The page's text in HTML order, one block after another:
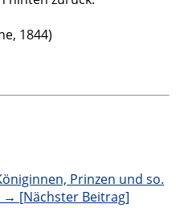
1844)
Prinzen und so.
→ [Nächster Beitrag]